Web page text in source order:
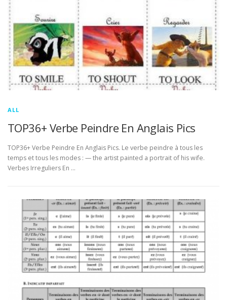
ALL
TOP36+ Verbe Peindre En Anglais Pics
TOP36+ Verbe Peindre En Anglais Pics. Le verbe peindre à tous les
temps et tous les modes : — the artist painted a portrait of his wife.
Verbes Irreguliers En …